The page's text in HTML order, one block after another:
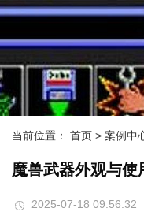
当前位置： 首页 > 案例中
魔兽武器外观与
2025-07-18 09:56:32